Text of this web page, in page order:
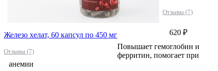
Железо хелат, 60 капсул по 450 мг
Отзывы (7)
Отзывы (7)
620 ₽
Повышает гемоглобин и
ферритин, помогает при
анемии